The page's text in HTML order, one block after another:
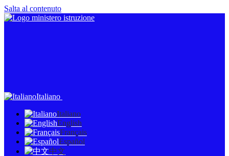
Salta al contenuto
Italiano
Italiano
English
Français
Español
中文